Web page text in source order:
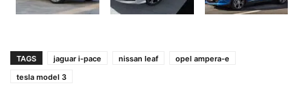
TAGS jaguar i-pace nissan leaf
opel ampera-e
tesla model 3